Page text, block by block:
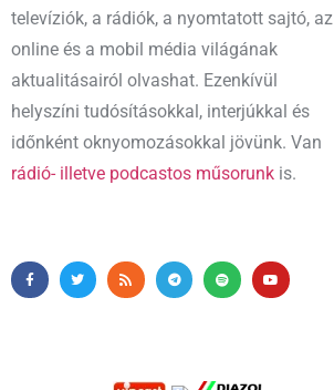
televíziók, a rádiók, a nyomtatott sajtó, az
online és a mobil média világának
aktualitásairól olvashat. Ezenkívül
helyszíni tudósításokkal, interjúkkal és
időnként oknyomozásokkal jövünk. Van
rádió- illetve podcastos műsorunk is.